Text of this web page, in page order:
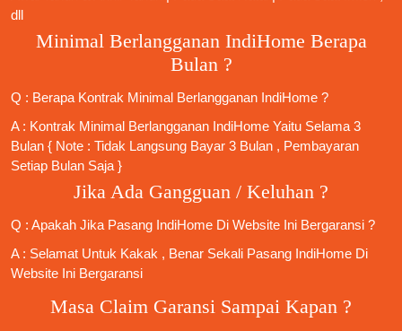
dll
Minimal Berlangganan IndiHome Berapa
Bulan ?
Q : Berapa Kontrak Minimal Berlangganan IndiHome ?
A : Kontrak Minimal Berlangganan IndiHome Yaitu Selama 3
Bulan { Note : Tidak Langsung Bayar 3 Bulan , Pembayaran
Setiap Bulan Saja }
Jika Ada Gangguan / Keluhan ?
Q : Apakah Jika Pasang IndiHome Di Website Ini Bergaransi ?
A : Selamat Untuk Kakak , Benar Sekali Pasang IndiHome Di
Website Ini Bergaransi
Masa Claim Garansi Sampai Kapan ?